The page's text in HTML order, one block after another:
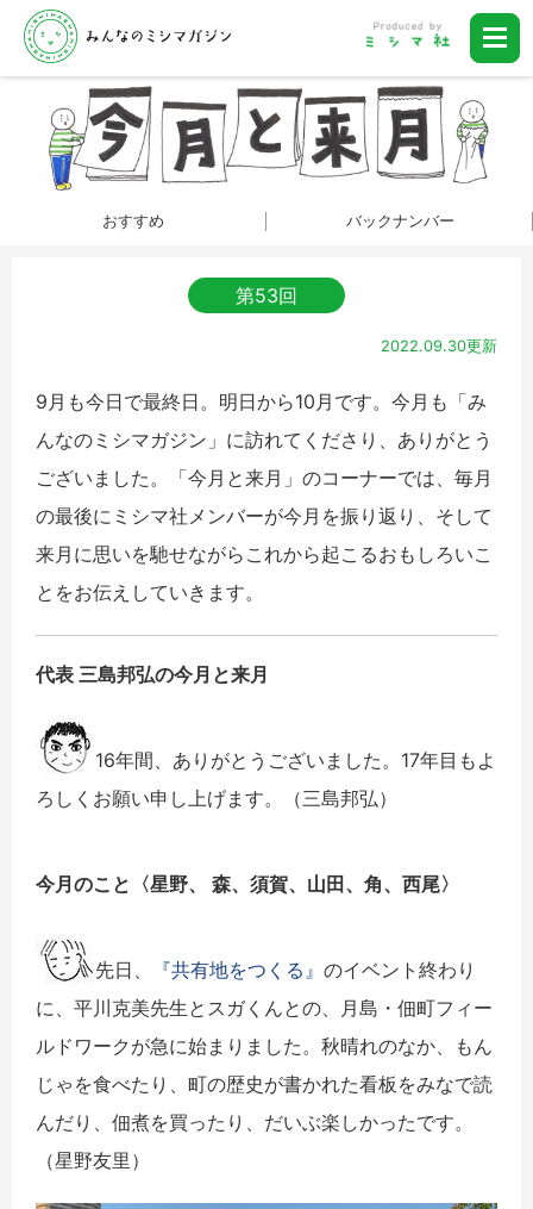
おすすめ バックナンバー
第53回
2022.09.30更新
9月も今日で最終日。明日から10月です。今月も「み
んなのミシマガジン」に訪れてくださり、ありがとう
ございました。「今月と来月」のコーナーでは、毎月
の最後にミシマ社メンバーが今月を振り返り、そして
来月に思いを馳せながらこれから起こるおもしろいこ
とをお伝えしていきます。
代表 三島邦弘の今月と来月
16年間、ありがとうございました。17年目もよ
ろしくお願い申し上げます。（三島邦弘）
今月のこと〈星野、 森、須賀、山田、角、西尾〉
先日、 『共有地をつくる』 のイベント終わり
に、 平川克美先生とスガくんとの、月島・ 佃町フィー
ルドワークが急に始まりました。秋晴れのなか、
もん
じゃを食べたり、町の歴史が書かれた看板をみなで読
んだり、 佃煮を買ったり、だいぶ楽しかったです。
（星野友里）